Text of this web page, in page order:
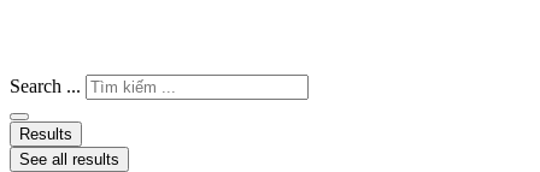
Search ...
Results
See all results